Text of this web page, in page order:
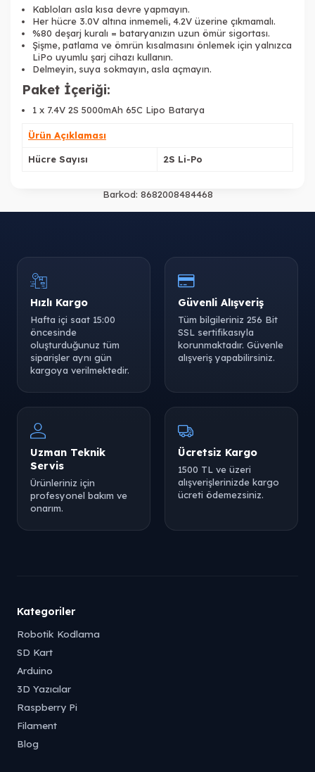
Kabloları asla kısa devre yapmayın.
Her hücre 3.0V altına inmemeli, 4.2V üzerine çıkmamalı.
%80 deşarj kuralı = bataryanızın uzun ömür sigortası.
Şişme, patlama ve ömrün kısalmasını önlemek için yalnızca
LiPo uyumlu şarj cihazı kullanın.
Delmeyin, suya sokmayın, asla açmayın.
Paket İçeriği:
1 x 7.4V 2S 5000mAh 65C Lipo Batarya
Ürün Açıklaması
Hücre Sayısı 2S Li-Po
Barkod: 8682008484468
Hızlı Kargo
Hafta içi saat 15:00
öncesinde
oluşturduğunuz tüm
siparişler aynı gün
kargoya verilmektedir.
Güvenli Alışveriş
Tüm bilgileriniz 256 Bit
SSL sertifikasıyla
korunmaktadır. Güvenle
alışveriş yapabilirsiniz.
Uzman Teknik
Servis
Ürünleriniz için
profesyonel bakım ve
onarım.
Ücretsiz Kargo
1500 TL ve üzeri
alışverişlerinizde kargo
ücreti ödemezsiniz.
Kategoriler
Robotik Kodlama
SD Kart
Arduino
3D Yazıcılar
Raspberry Pi
Filament
Blog